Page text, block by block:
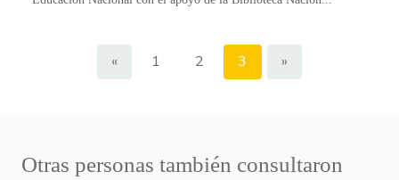
« 1 2 3 »
Otras personas también consultaron